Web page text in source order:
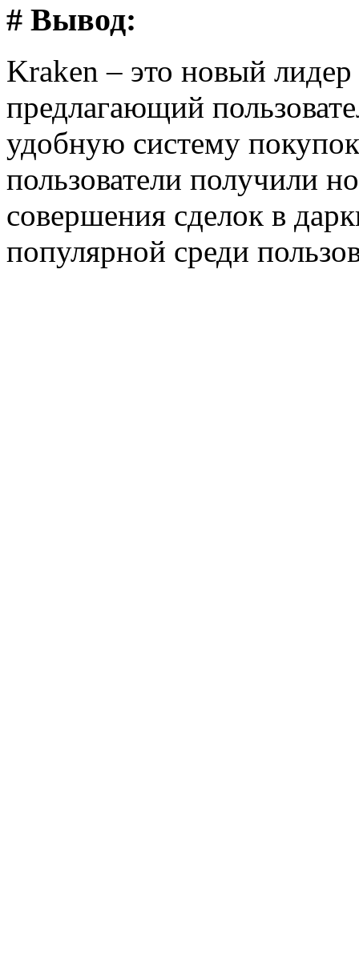
# Вывод:
Kraken – это новый
предлагающий
удобную систему
пользователи получили
совершения сделок в
популярной среди